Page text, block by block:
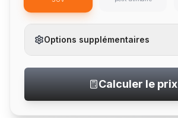
Options supplémentaires
Calculer le prix